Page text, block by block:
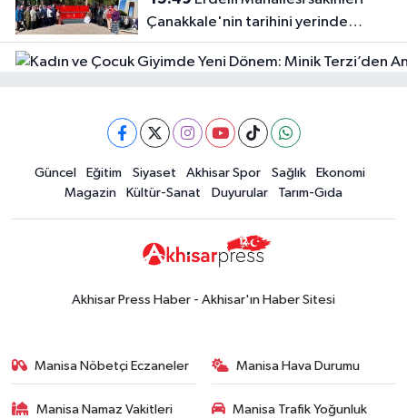
Halktan
Çanakkale'nin tarihini yerinde
yaşadı
Güncel
18:57Akhisar'da Atatürk
Mahallesi'nde yine 6 saatlik elektrik
kesintisi
Ekonomi
18:50Akhisar'da Cumhuriyet
ilgilendiriyor! Cuma günü elektrik
kesintisi uygulanacak
Güncel Eğitim Siyaset Akhisar Spor Sağlık
Ekonomi
Magazin
Kültür-Sanat Duyurular Tarım-Gıda
Akhisar Press Haber - Akhisar'ın Haber Sitesi
Manisa Nöbetçi Eczaneler Manisa Hava Durumu
Manisa Namaz Vakitleri Manisa Trafik Yoğunluk